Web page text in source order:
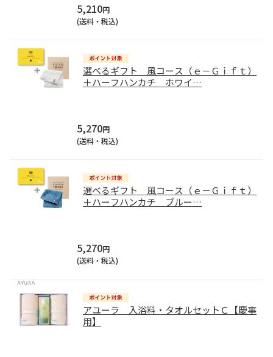
5,210円
(送料・税込)
選べるギフト 風コース（ｅ－Ｇｉｆｔ）
＋ハーフハンカチ ホワイ…
5,270円
(送料・税込)
選べるギフト 風コース（ｅ－Ｇｉｆｔ）
＋ハーフハンカチ ブルー…
5,270円
(送料・税込)
アユーラ 入浴料・タオルセットＣ【慶事
用】